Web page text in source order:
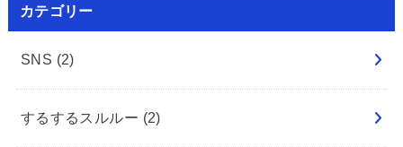
カテゴリー
SNS (2)
するするスルルー (2)